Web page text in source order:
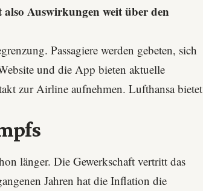
Auswirkungen weit über den
Passagiere werden gebeten, sich
und die App bieten aktuelle
zur Airline aufnehmen. Lufthansa bietet
länger. Die Gewerkschaft vertritt das
Jahren hat die Inflation die